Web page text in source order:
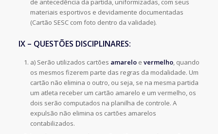
de antecedência da partida, uniformizadas, com seus
materiais esportivos e devidamente documentadas
(Cartão SESC com foto dentro da validade).
IX – QUESTÕES DISCIPLINARES:
a) Serão utilizados cartões amareloe vermelho, quando
os mesmos fizerem parte das regras da modalidade. Um
cartão não elimina o outro, ou seja, se na mesma partida
um atleta receber um cartão amarelo e um vermelho, os
dois serão computados na planilha de controle. A
expulsão não elimina os cartões amarelos
contabilizados.